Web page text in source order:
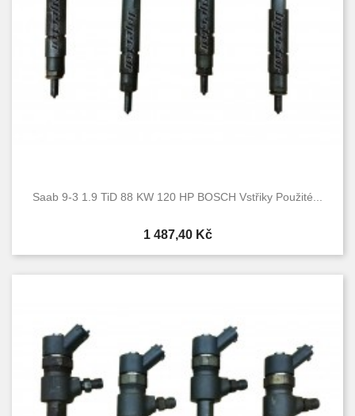
Saab 9-3 1.9 TiD 88 KW 120 HP BOSCH Vstřiky Použité...
Cena
1 487,40 Kč